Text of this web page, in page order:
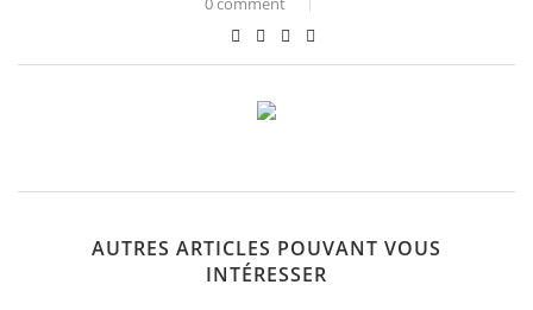
AUTRES ARTICLES POUVANT VOUS
INTÉRESSER